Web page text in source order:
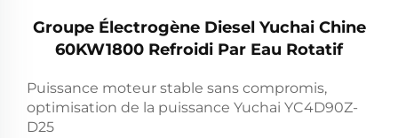
Groupe Électrogène Diesel Yuchai Chine
60KW1800 Refroidi Par Eau Rotatif
Puissance moteur stable sans compromis,
optimisation de la puissance Yuchai YC4D90Z-
D25